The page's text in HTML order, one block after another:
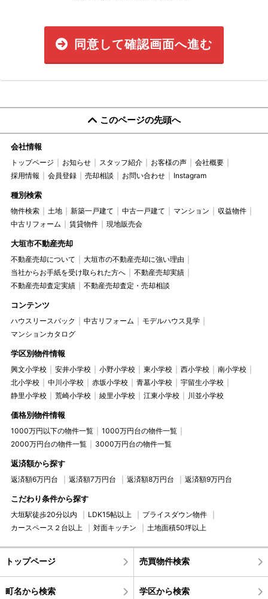
同意して確認画面へ進む
このページの先頭へ
会社情報
トップページ お知らせ スタッフ紹介 お客様の声
会社概要
採用情報
会員登録 売却相談 お問い合わせ Instagram
種別検索
物件検索 土地 新築一戸建て 中古一戸建て マンション
収益物件
中古リフォーム
賃貸物件 現地販売会
大垣市不動産売却
不動産売却について
大垣市の不動産売却に強い理由
当社からお手紙を受け取られた方へ
不動産売却実績
不動産売却査定実績
不動産売却査定・売却相談
コンテンツ
ハウスリースバック 中古リフォーム
モデルハウス見学
マンションカタログ
学区別物件情報
興文小学校 安井小学校 小野小学校 東小学校 西小学校
南小学校
北小学校
中川小学校 赤坂小学校 青墓小学校
宇留生小学校
静里小学校
荒崎小学校 綾里小学校 江東小学校 川並小学校
価格別物件情報
1000万円以下の物件一覧
1000万円台の物件一覧
2000万円台の物件一覧
3000万円台の物件一覧
返済額から探す
返済額6万円台 返済額7万円台 返済額8万円台 返済額9万円台
こだわり条件から探す
大垣駅徒歩20分以内 LDK15帖以上
プライスダウン物件
カースペース２台以上
対面キッチン 土地面積50坪以上
トップページ 売買物件検索
町名から検索 学区から検索